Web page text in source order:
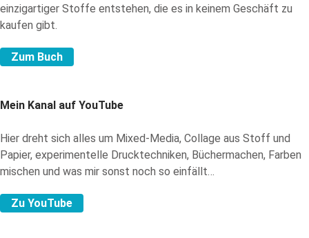
einzigartiger Stoffe entstehen, die es in keinem Geschäft zu
kaufen gibt.
Zum Buch
Mein Kanal auf YouTube
Hier dreht sich alles um Mixed-Media, Collage aus Stoff und
Papier, experimentelle Drucktechniken, Büchermachen, Farben
mischen und was mir sonst noch so einfällt…
Zu YouTube